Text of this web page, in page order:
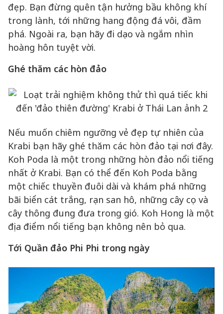
đẹp. Bạn đừng quên tận hưởng bầu không khí
trong lành, tới những hang động đá vôi, đầm
phá. Ngoài ra, bạn hãy đi dạo và ngắm nhìn
hoàng hôn tuyệt vời.
Ghé thăm các hòn đảo
Nếu muốn chiêm ngưỡng vẻ đẹp tự nhiên của
Krabi bạn hãy ghé thăm các hòn đảo tại nơi đây.
Koh Poda là một trong những hòn đảo nổi tiếng
nhất ở Krabi. Bạn có thể đến Koh Poda bằng
một chiếc thuyền đuôi dài và khám phá những
bãi biển cát trắng, rạn san hô, những cây cọ và
cây thông đung đưa trong gió. Koh Hong là một
địa điểm nổi tiếng bạn không nên bỏ qua.
Tới Quần đảo Phi Phi trong ngày